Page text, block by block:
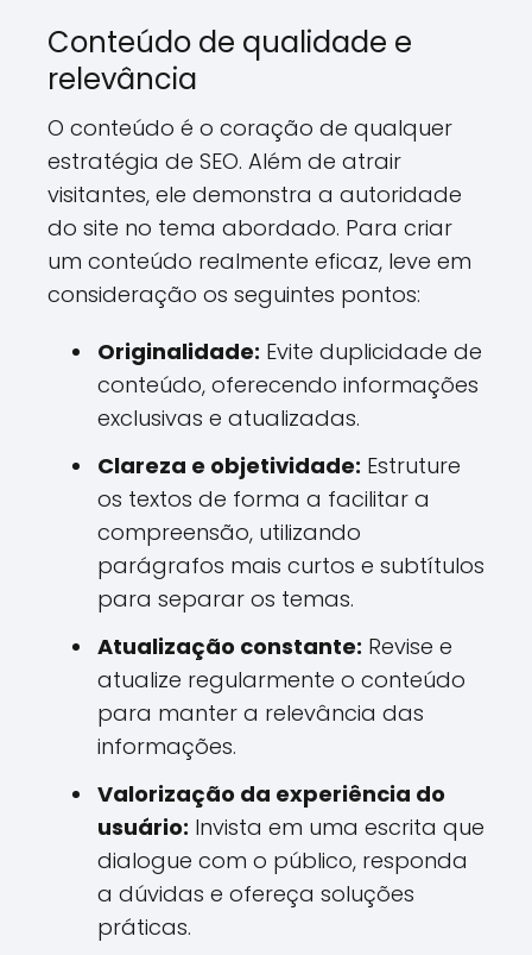
Conteúdo de qualidade e
relevância
O conteúdo é o coração de qualquer
estratégia de SEO. Além de atrair
visitantes, ele demonstra a autoridade
do site no tema abordado. Para criar
um conteúdo realmente eficaz, leve em
consideração os seguintes pontos:
Originalidade: Evite duplicidade de
conteúdo, oferecendo informações
exclusivas e atualizadas.
Clareza e objetividade: Estruture
os textos de forma a facilitar a
compreensão, utilizando
parágrafos mais curtos e subtítulos
para separar os temas.
Atualização constante: Revise e
atualize regularmente o conteúdo
para manter a relevância das
informações.
Valorização da experiência do
usuário: Invista em uma escrita que
dialogue com o público, responda
a dúvidas e ofereça soluções
práticas.